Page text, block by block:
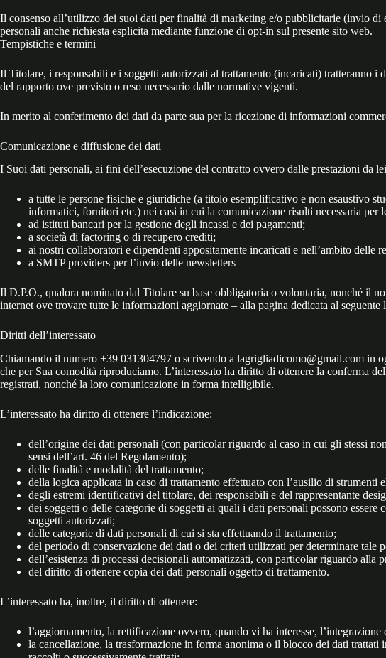
Il consenso all’utilizzo dei suoi dati per finalità di marketing e/o pubblicitarie (invio
personali anche richiesta esplicita mediante funzione di opt-in sul presente sito web.
Tempistiche e termini
Il Titolare, i responsabili e i soggetti autorizzati al trattamento (incaricati) tratteranno
del rapporto ove previsto o reso necessario dalle normative vigenti.
In merito al conferimento dei dati da parte sua per la ricezione di informazioni
Comunicazione e diffusione dei dati
I Suoi dati personali, ai fini dell’esecuzione del contratto ovvero dalle prestazioni da
a tutte le persone fisiche e giuridiche (a titolo esemplificativo e non esaustivo
informatici, fornitori etc.) nei casi in cui la comunicazione risulti necessaria per
ad istituti bancari per la gestione degli incassi e dei pagamenti;
a società di factoring o di recupero crediti;
ai nostri collaboratori e dipendenti appositamente incaricati e nell’ambito delle
a SMTP providers per l’invio delle newsletters
Il D.P.O., qualora nominato dal Titolare su base obbligatoria o volontaria, nonché il
internet ove trovare tutte le informazioni aggiornate – alla pagina dedicata al
Diritti dell’interessato
Chiamando il numero +39 031304797 o scrivendo a lagrigliadicomo@gmail.com in
che per Sua comodità riproduciamo. L’interessato ha diritto di ottenere la conferma
registrati, nonché la loro comunicazione in forma intelligibile.
L’interessato ha diritto di ottenere l’indicazione:
dell’origine dei dati personali (con particolar riguardo al caso in cui gli stessi
sensi dell’art. 46 del Regolamento);
delle finalità e modalità del trattamento;
della logica applicata in caso di trattamento effettuato con l’ausilio di strumenti
degli estremi identificativi del titolare, dei responsabili e del rappresentante
dei soggetti o delle categorie di soggetti ai quali i dati personali possono
soggetti autorizzati;
delle categorie di dati personali di cui si sta effettuando il trattamento;
del periodo di conservazione dei dati o dei criteri utilizzati per determinare tale
dell’esistenza di processi decisionali automatizzati, con particolar riguardo alla
del diritto di ottenere copia dei dati personali oggetto di trattamento.
L’interessato ha, inoltre, il diritto di ottenere:
l’aggiornamento, la rettificazione ovvero, quando vi ha interesse, l’integrazione
la cancellazione, la trasformazione in forma anonima o il blocco dei dati